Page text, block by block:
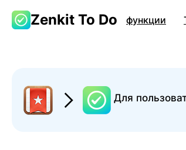
Zenkit To Do функции
Для